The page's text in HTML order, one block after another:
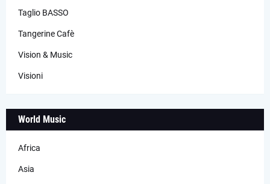
Taglio BASSO
Tangerine Cafè
Vision & Music
Visioni
World Music
Africa
Asia